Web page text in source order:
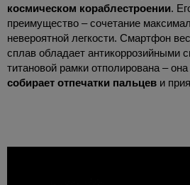
космическом кораблестроении.
преимущество – сочетание
невероятной легкости. Смартфон
сплав обладает антикоррозийными
титановой рамки отполирована – она
собирает отпечатки пальцев и